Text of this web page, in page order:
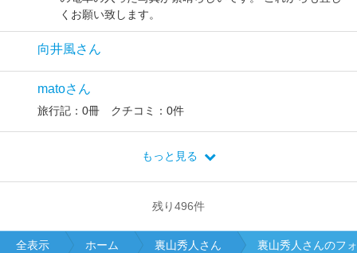
くお願い致します。
向井風さん
matoさん
旅行記：0冊 クチコミ：0件
もっと見る
残り496件
全表示 ホーム 裏山秀人さん 裏山秀人さんのフ